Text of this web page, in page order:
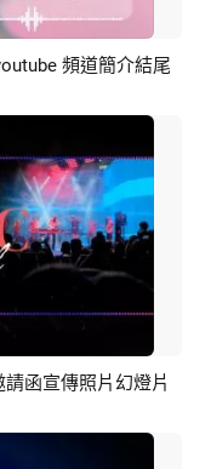
款 頻道簡介結尾
款函宣傳照片幻燈片